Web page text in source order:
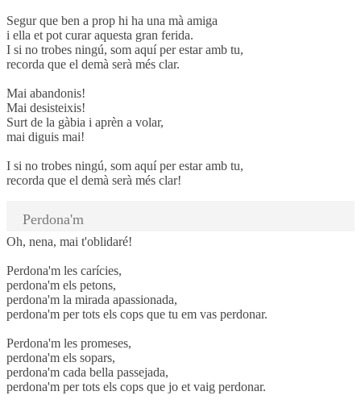
Segur que ben a prop hi ha una mà amiga
i ella et pot curar aquesta gran ferida.
I si no trobes ningú, som aquí per estar amb tu,
recorda que el demà serà més clar.
Mai abandonis!
Mai desisteixis!
Surt de la gàbia i aprèn a volar,
mai diguis mai!
I si no trobes ningú, som aquí per estar amb tu,
recorda que el demà serà més clar!
Perdona'm
Oh, nena, mai t'oblidaré!
Perdona'm les carícies,
perdona'm els petons,
perdona'm la mirada apassionada,
perdona'm per tots els cops que tu em vas perdonar.
Perdona'm les promeses,
perdona'm els sopars,
perdona'm cada bella passejada,
perdona'm per tots els cops que jo et vaig perdonar.